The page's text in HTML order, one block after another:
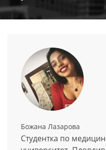
Божана Лазарова
Студентка по